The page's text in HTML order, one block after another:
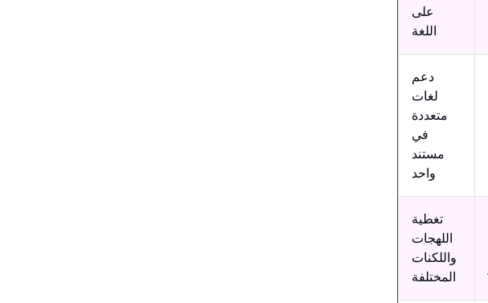
على
اللغة
دعم
لغات
متعددة
في
مستند
واحد
تغطية
اللهجات
واللكنات
المختلفة